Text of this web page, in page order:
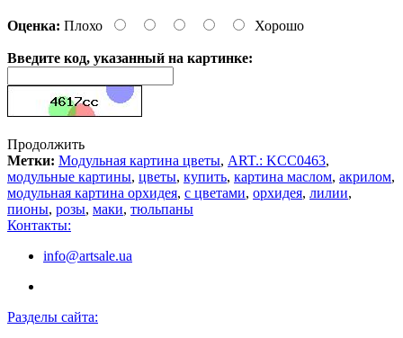
Оценка: Плохо Хорошо
Введите код, указанный на картинке:
Продолжить
Метки: Модульная картина цветы, ART.: KCC0463,
модульные картины, цветы, купить, картина маслом, акрилом,
модульная картина орхидея, с цветами, орхидея, лилии,
пионы, розы, маки, тюльпаны
Контакты:
info@artsale.ua
Разделы сайта: